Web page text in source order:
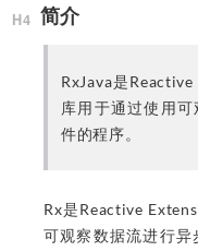
简介
RxJava是
库用于通过使用
件的程序。
Rx是Reactive
可观察数据流进行异